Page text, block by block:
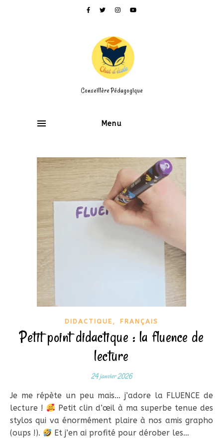
Conseillère Pédagogique
Menu
DIDACTIQUE , FRANÇAIS
Petit point didactique : la fluence de
lecture
24 janvier 2026
Je me répète un peu mais… j’adore la FLUENCE de
lecture !
Petit clin d’œil à ma superbe tenue des
stylos qui va énormément plaire à nos amis grapho
(oups !).
Et j’en ai profité pour dérober les…